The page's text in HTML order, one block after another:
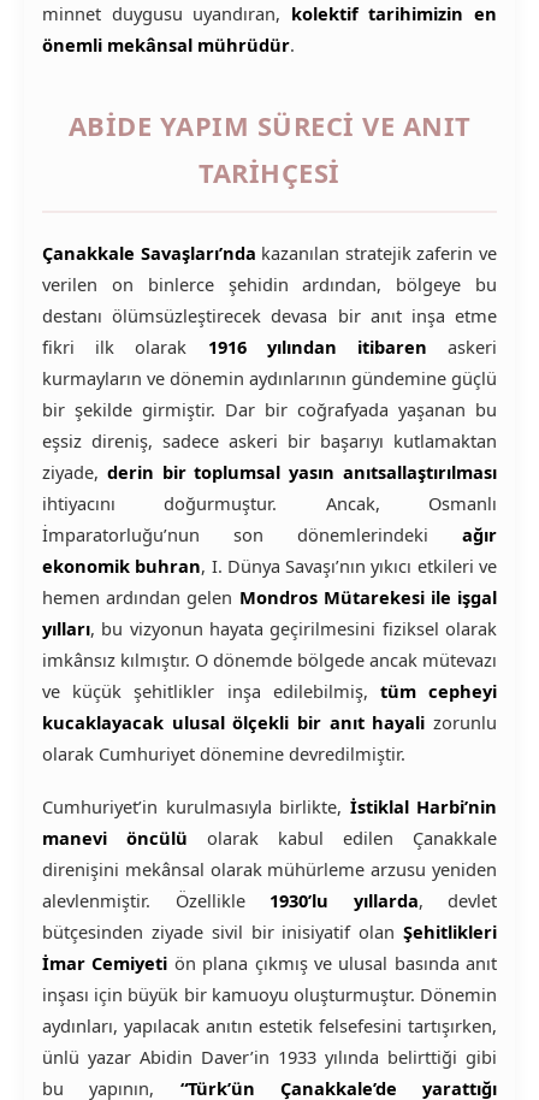
minnet duygusu uyandıran, kolektif tarihimizin en
önemli mekânsal mührüdür.
ABIDE YAPIM SÜRECI VE ANIT
TARIHÇESI
Çanakkale Savaşları’nda kazanılan stratejik zaferin ve
verilen on binlerce şehidin ardından, bölgeye bu
destanı ölümsüzleştirecek devasa bir anıt inşa etme
fikri ilk olarak 1916 yılından itibaren askeri
kurmayların ve dönemin aydınlarının gündemine güçlü
bir şekilde girmiştir. Dar bir coğrafyada yaşanan bu
eşsiz direniş, sadece askeri bir başarıyı kutlamaktan
ziyade, derin bir toplumsal yasın anıtsallaştırılması
ihtiyacını doğurmuştur. Ancak, Osmanlı
İmparatorluğu’nun son dönemlerindeki ağır
ekonomik buhran, I. Dünya Savaşı’nın yıkıcı etkileri ve
hemen ardından gelen Mondros Mütarekesi ile işgal
yılları, bu vizyonun hayata geçirilmesini fiziksel olarak
imkânsız kılmıştır. O dönemde bölgede ancak mütevazı
ve küçük şehitlikler inşa edilebilmiş, tüm cepheyi
kucaklayacak ulusal ölçekli bir anıt hayali zorunlu
olarak Cumhuriyet dönemine devredilmiştir.
Cumhuriyet’in kurulmasıyla birlikte, İstiklal Harbi’nin
manevi öncülü olarak kabul edilen Çanakkale
direnişini mekânsal olarak mühürleme arzusu yeniden
alevlenmiştir. Özellikle 1930’lu yıllarda, devlet
bütçesinden ziyade sivil bir inisiyatif olan Şehitlikleri
İmar Cemiyeti ön plana çıkmış ve ulusal basında anıt
inşası için büyük bir kamuoyu oluşturmuştur. Dönemin
aydınları, yapılacak anıtın estetik felsefesini tartışırken,
ünlü yazar Abidin Daver’in 1933 yılında belirttiği gibi
bu yapının, “Türk’ün Çanakkale’de yarattığı